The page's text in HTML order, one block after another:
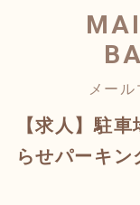
メー
【求人】駐
らせパーキン